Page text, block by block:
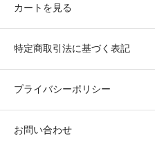
カートを見る
特定商取引法に基づく表記
プライバシーポリシー
お問い合わせ